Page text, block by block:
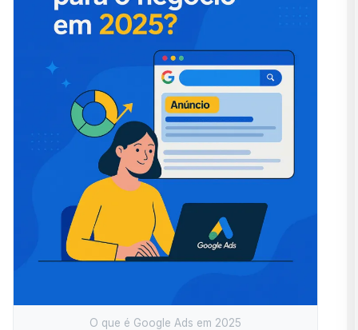
O que é Google Ads em 2025